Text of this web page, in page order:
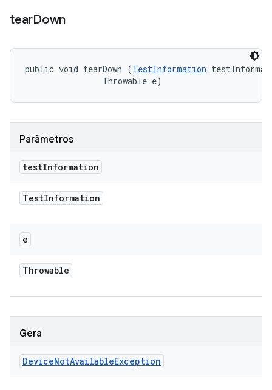
tearDown
public void tearDown (TestInformation
                Throwable e)
Parâmetros
testInformation
TestInformation
e
Throwable
Gera
DeviceNotAvailableException